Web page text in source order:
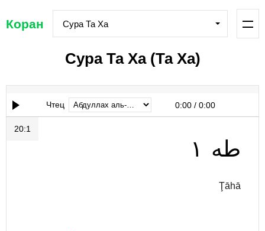
Коран Сура Та Ха
Сура Та Ха (Та Ха)
Чтец 0:00 / 0:00
20:1
طه ١
Ţāhā